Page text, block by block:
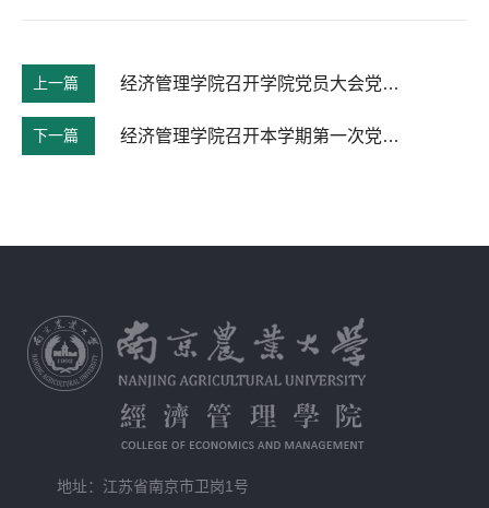
上一篇 经济管理学院召开学院党员大会党支部书记动员培训专题会议
下一篇 经济管理学院召开本学期第一次党支部书记全体会议
地址：江苏省南京市卫岗1号